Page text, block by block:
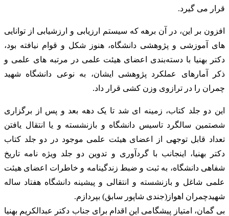
قرار می گیرد.
افزون بر این، در آن برهه که سیستم ارزیابی و ارزشیابی از توانایی
های آموزشی و پژوهشی دانشگاه، هنوز شکل و قوام نیافته بود،
دکتر بهنیا با دسته‌بندی اعضای هیئت علمی در مرتبه های علمی و
ذکر آمارهای عملکرد پژوهشی ایشان، به نوعی دانشگاه شهید
چمران را در ترازوی وزن کشی قرار داد.
این دو جلد کتاب، زمینه ای شد تا یک دهه بعد و پس از برگزاری
شصتمین سالگرد تاسیس دانشگاه و بازنشسته و یا انتقال یافتن
تعداد قابل توجهی از اعضای هیئت علمی موجود در دو جلد کتاب
دکتر بهنیا، اینجانب با گردآوری و تدوین دو جلد ویژه نامه تاریخ
شفاهی دانشگاه، به ثبت و ضبط زندگینامه و خاطرات اعضای هیئت
علمی شاغل و بازنشسته و انتقالی و پیشینه دانشگاه هفتاد ساله
شهیدچمران اهواز(جندی شاپور سابق) بپردازم.
بی گمان، امتیاز پیشگامی این اقدام برای جناب دکتر عبدالکریم بهنیا